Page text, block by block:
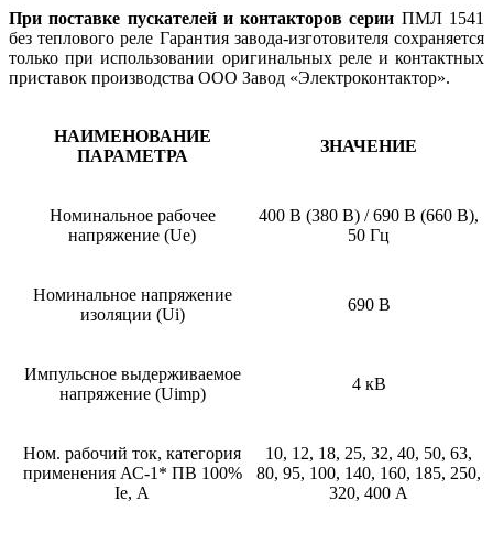
При поставке пускателей и контакторов серии ПМЛ 1541
без теплового реле Гарантия завода-изготовителя сохраняется
только при использовании оригинальных реле и контактных
приставок производства ООО Завод «Электроконтактор».
НАИМЕНОВАНИЕ
ПАРАМЕТРА
ЗНАЧЕНИЕ
Номинальное рабочее
напряжение (Ue)
400 В (380 В) / 690 В (660 В),
50 Гц
Номинальное напряжение
изоляции (Ui)
690 В
Импульсное выдерживаемое
напряжение (Uimp)
4 кВ
Ном. рабочий ток, категория
применения АС-1* ПВ 100%
Ie, А
10, 12, 18, 25, 32, 40, 50, 63,
80, 95, 100, 140, 160, 185, 250,
320, 400 А